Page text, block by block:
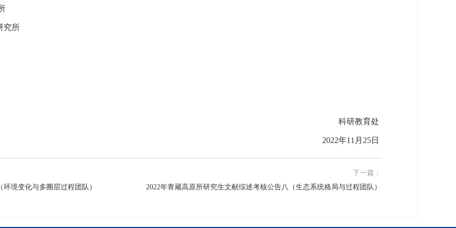
究所
科研教育处
2022年11 月 25日
境变化与多圈层过程团队）
下一篇：
2022年青藏高原所研究生文献综述考核公告八（生态系统格局与过程团队）